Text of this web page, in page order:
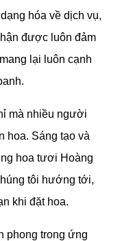
hóa về dịch vụ,
được luôn đảm
lại luôn cạnh
mà nhiều người
hoa. Sáng tạo và
hoa tươi Hoàng
tôi hướng tới,
khi đặt hoa.
phong trong ứng